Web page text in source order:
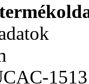
1513